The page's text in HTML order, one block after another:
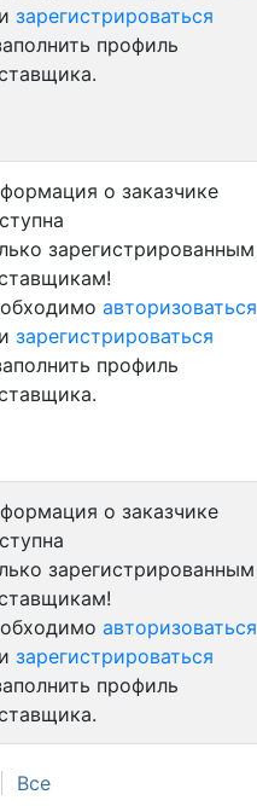
Все
зарегистрироваться
профиль
о заказчике
зарегистрированным
авторизоваться
зарегистрироваться
профиль
о заказчике
зарегистрированным
авторизоваться
зарегистрироваться
профиль